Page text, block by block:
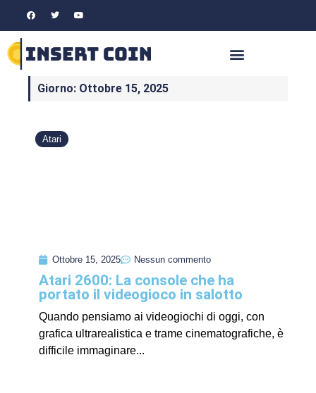
Giorno: Ottobre 15, 2025
Atari
Ottobre 15, 2025 Nessun commento
Atari 2600: La console che ha
portato il videogioco in salotto
Quando pensiamo ai videogiochi di oggi, con
grafica ultrarealistica e trame cinematografiche, è
difficile immaginare...